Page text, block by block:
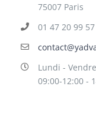
75007 Paris
01 47 20 99 57
Lundi -
09:00-12:00 -